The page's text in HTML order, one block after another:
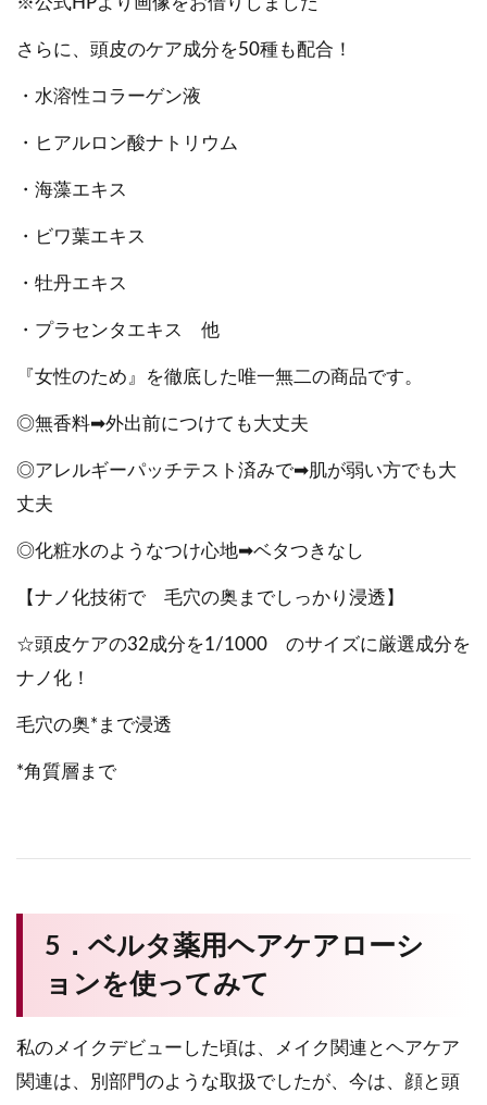
さらに、頭皮のケア成分を50種も配合！
・水溶性コラーゲン液
・ヒアルロン酸ナトリウム
・海藻エキス
・ビワ葉エキス
・牡丹エキス
・プラセンタエキス 他
『女性のため』を徹底した唯一無二の商品です。
◎無香料➡外出前につけても大丈夫
◎アレルギーパッチテスト済みで➡肌が弱い方でも大
丈夫
◎化粧水のようなつけ心地➡ベタつきなし
【ナノ化技術で 毛穴の奥までしっかり浸透】
☆頭皮ケアの32成分を1/1000 のサイズに厳選成分を
ナノ化！
毛穴の奥*まで浸透
*角質層まで
5．ベルタ薬用ヘアケアローシ
ョンを使ってみて
私のメイクデビューした頃は、メイク関連とヘアケア
関連は、別部門のような取扱でしたが、今は、顔と頭